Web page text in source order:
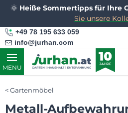
🌞 Heiße Sommertipps für Ihre
Sie unsere
+49 78 195 633 059
info@jurhan.com
MENU
Gartenmöbel
Metall-